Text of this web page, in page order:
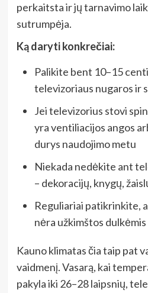
perkaitsta ir jų tarnavimo
sutrumpėja.
Ką daryti konkrečiai:
Palikite bent 10–15
televizoriaus nugaros ir
Jei televizorius stovi
yra ventiliacijos angos
durys naudojimo metu
Niekada nedėkite ant
– dekoracijų, knygų,
Reguliariai patikrinkite,
nėra užkimštos dulkėmis
Kauno klimatas čia taip pat
vaidmenį. Vasarą, kai
pakyla iki 26–28 laipsnių,